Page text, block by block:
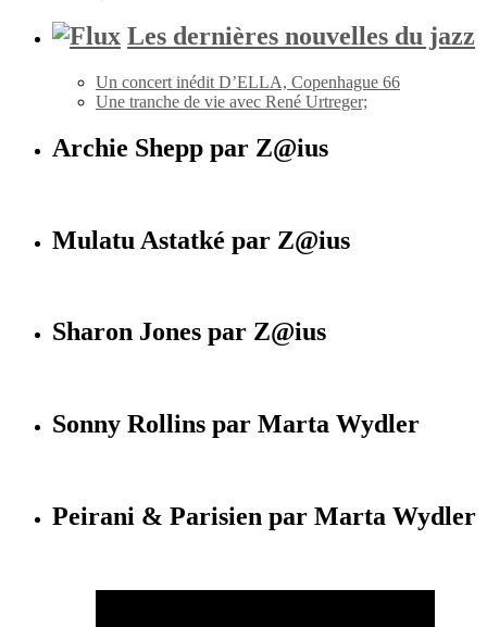
Les dernières nouvelles du jazz
Un concert inédit D’ELLA, Copenhague 66
Une tranche de vie avec René Urtreger;
Archie Shepp par Z@ius
Mulatu Astatké par Z@ius
Sharon Jones par Z@ius
Sonny Rollins par Marta Wydler
Peirani & Parisien par Marta Wydler